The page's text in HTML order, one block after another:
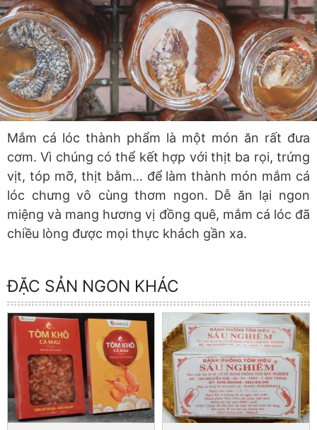
Mắm cá lóc thành phẩm là một món ăn rất đưa
cơm. Vì chúng có thể kết hợp với thịt ba rọi, trứng
vịt, tóp mỡ, thịt bằm… để làm thành món mắm cá
lóc chưng vô cùng thơm ngon. Dễ ăn lại ngon
miệng và mang hương vị đồng quê, mắm cá lóc đã
chiều lòng được mọi thực khách gần xa.
ĐẶC SẢN NGON KHÁC